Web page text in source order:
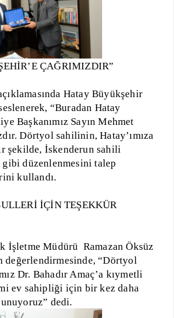
ÇAĞRIMIZDIR”
Hatay Büyükşehir
“Buradan Hatay
Başkanımız Sayın Mehmet
Dörtyol sahilinin, Hatay’ımıza
şekilde, İskenderun sahili
düzenlenmesini talep
kullandı.
İÇİN TEŞEKKÜR
İşletme Müdürü Ramazan Öksüz
değerlendirmesinde, “Dörtyol
Dr. Bahadır Amaç’a kıymetli
ev sahipliği için bir kez daha
dedi.